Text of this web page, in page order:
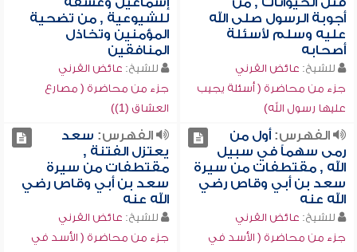
أجوبة الرسول صلى الله
عليه وسلم لأسئلة
أصحابه
للشيخ: عائض القرني
جزء من محاضرة ( أسئلة يجيب
عليها رسول الله)
للشيوعية , من تضحية
المؤمنين وتخاذل
المنافقين
للشيخ: عائض القرني
جزء من محاضرة ( مصارع
العشاق (1))
الفهرس:أول من
رمى سهماً في سبيل
الله , مقتطفات من سيرة
سعد بن أبي وقاص رضي
الله عنه
للشيخ: عائض القرني
جزء من محاضرة ( الأسد في
الفهرس: سعد
يعتزل الفتنة ,
مقتطفات من سيرة
سعد بن أبي وقاص رضي
الله عنه
للشيخ: عائض القرني
جزء من محاضرة ( الأسد في